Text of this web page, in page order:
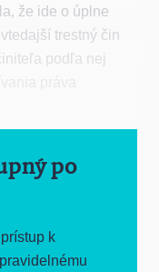
že ide o úplne
trestný čin
podľa nej
po
k